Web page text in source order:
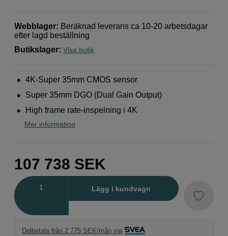
Webblager: Beräknad leverans ca 10-20 arbetsdagar
efter lagd beställning
Butikslager: Visa butik
4K-Super 35mm CMOS sensor
Super 35mm DGO (Dual Gain Output)
High frame rate-inspelning i 4K
Mer information
107 738 SEK
Lägg i kundvagn
Delbetala från 2 775 SEK/mån via